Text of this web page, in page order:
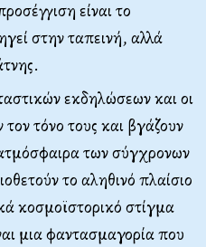
είναι το
στην ταπεινή, αλλά
εκδηλώσεων και οι
τόνο τους και βγάζουν
των σύγχρονων
το αληθινό πλαίσιο
κοσμοϊστορικό στίγμα
μια φαντασμαγορία που